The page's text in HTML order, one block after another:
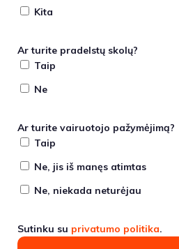
Kita
Ar turite pradelstų skolų?
Taip
Ne
Ar turite vairuotojo pažymėjimą?
Taip
Ne, jis iš manęs atimtas
Ne, niekada neturėjau
Sutinku su privatumo politika.